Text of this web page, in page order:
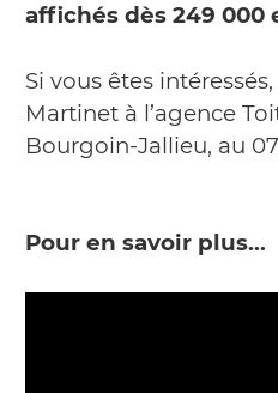
affichés dès 249 000
Si vous êtes
Martinet à l’agence
Bourgoin-Jallieu, au 07
Pour en savoir plus...